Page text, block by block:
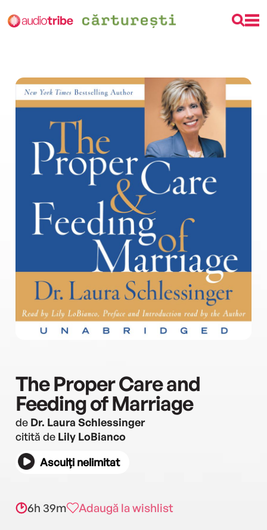
The Proper Care and
Feeding of Marriage
de Dr. Laura Schlessinger
citită de Lily LoBianco
Asculți nelimitat
6h 39m Adaugă la wishlist